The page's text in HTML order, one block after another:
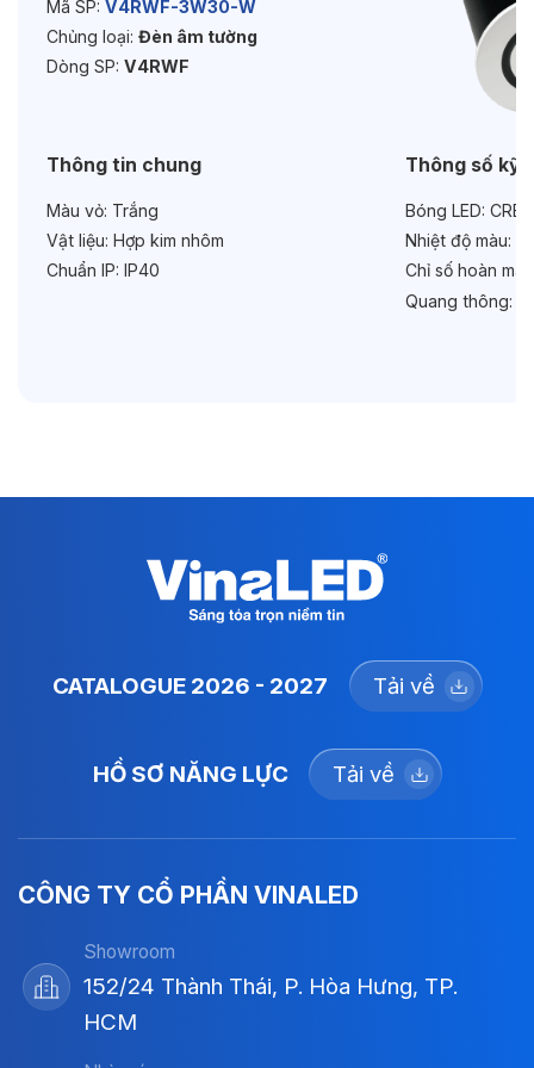
Chức năng:
On/Off
Mã SP: V4RWF-3W30-W
Chủng loại: Đèn âm tường
Dòng SP: V4RWF
Thông tin chung
Màu vỏ: Trắng
Vật liệu: Hợp kim nhôm
Chuẩn IP: IP40
Thông số kỹ
Bóng LED:
Nhiệt độ màu:
Chỉ số hoàn
Quang thông:
CATALOGUE 2026 - 2027 Tải về
HỒ SƠ NĂNG LỰC Tải về
CÔNG TY CỔ PHẦN VINALED
Showroom
152/24 Thành Thái, P. Hòa Hưng, TP.
HCM